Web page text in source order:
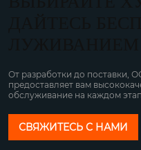
От разработки до поставки,
предоставляет вам
обслуживание на каждом
СВЯЖИТЕСЬ С НАМИ